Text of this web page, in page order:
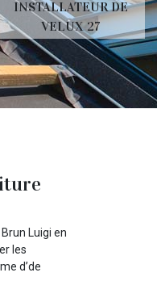
INSTALLATEUR DE
VELUX 27
Luigi en
les
d’de